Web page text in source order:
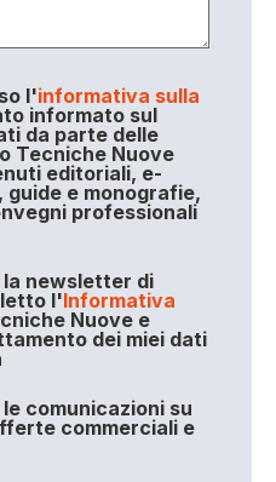
l'informativa sulla
informato sul
da parte delle
Tecniche Nuove
editoriali, e-
guide e monografie,
professionali
newsletter di
letto l'Informativa
Nuove e
dei miei dati
comunicazioni su
commerciali e